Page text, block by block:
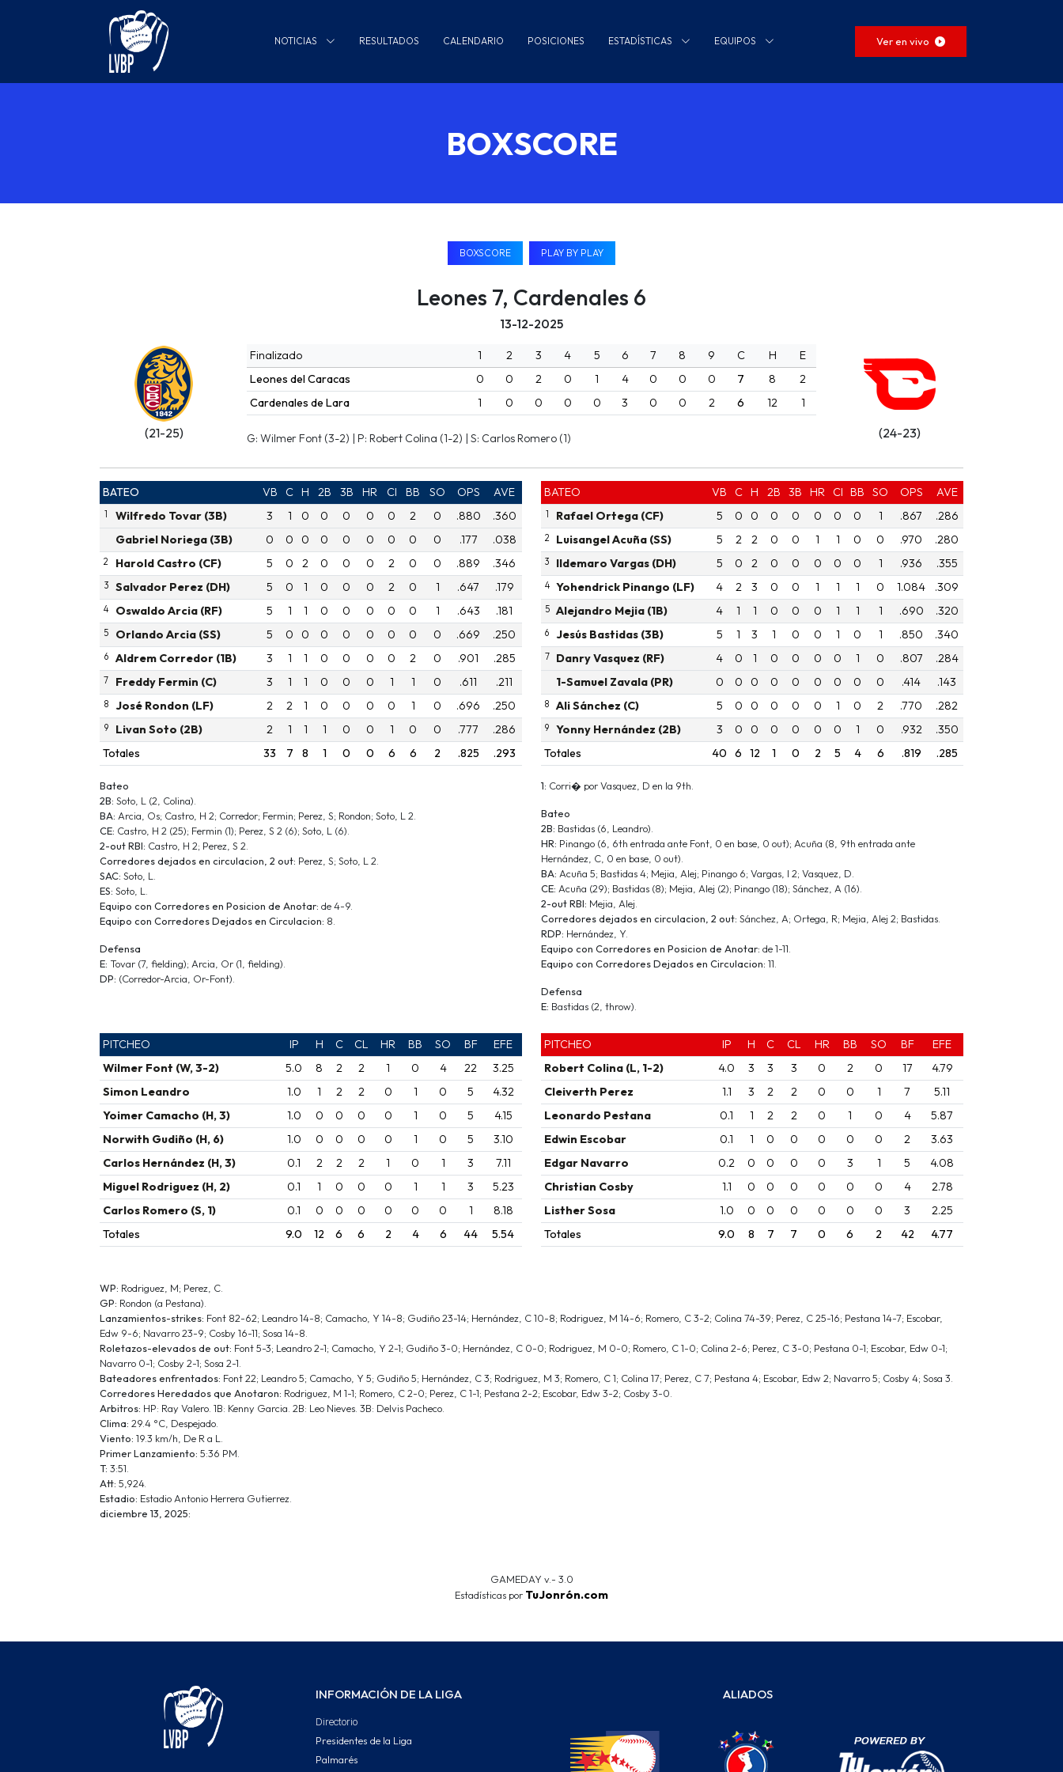
NOTICIAS RESULTADOS CALENDARIO POSICIONES ESTADÍSTICAS EQUIPOS Ver en vivo
BOXSCORE
BOXSCORE PLAY BY PLAY
Leones 7, Cardenales 6
13-12-2025
(21-25)
Finalizado 1 2 3 4 5 6 7 8 9 C H
E
Leones del Caracas
0 0 2 0 1 4 0 0 0 7 8
2
Cardenales de Lara
1 0 0 0 0 3 0 0 2 6 12 1
G: Wilmer Font (3-2) | P: Robert Colina (1-2) | S: Carlos Romero (1) (24-23)
BATEO VB C H 2B 3B HR CI BB SO OPS AVE
1 Wilfredo Tovar (3B) 3 1 0 0 0 0 0 2 0 .880
.360
Gabriel Noriega (3B)
0 0 0 0 0 0 0 0 0 .177 .038
2 Harold Castro (CF) 5 0 2 0 0 0 2 0 0 .889 .346
3 Salvador Perez (DH) 5 0 1 0 0 0 2 0 1 .647 .179
4 Oswaldo Arcia (RF) 5 1 1 0 0 0 0 0 1 .643 .181
5 Orlando Arcia (SS) 5 0 0 0 0 0 0 0 0 .669 .250
6 Aldrem Corredor (1B) 3 1 1 0 0 0 0 2 0 .901 .285
7 Freddy Fermin (C) 3 1 1 0 0 0 1 1 0 .611 .211
8 José Rondon (LF) 2 2 1 0 0 0 0 1 0 .696 .250
9 Livan Soto (2B) 2 1 1 1 0 0 1 0 0 .777
.286
Totales
33 7 8 1 0 0 6 6 2 .825 .293
Bateo
2B: Soto, L (2, Colina).
BA: Arcia, Os; Castro, H 2; Corredor; Fermin; Perez, S; Rondon; Soto, L 2.
CE: Castro, H 2 (25); Fermin (1); Perez, S 2 (6); Soto, L (6).
2-out RBI: Castro, H 2; Perez, S 2.
Corredores dejados en circulacion, 2 out: Perez, S; Soto, L 2.
SAC: Soto, L.
ES: Soto, L.
Equipo con Corredores en Posicion de Anotar: de 4-9.
Equipo con Corredores Dejados en Circulacion: 8.
Defensa
E: Tovar (7, fielding); Arcia, Or (1, fielding).
DP: (Corredor-Arcia, Or-Font).
BATEO VB C H 2B 3B HR CI BB SO OPS AVE
1 Rafael Ortega (CF) 5 0 0 0 0 0 0 0 1 .867 .286
2 Luisangel Acuña (SS) 5 2 2 0 0 1 1 0 0 .970 .280
3 Ildemaro Vargas (DH) 5 0 2 0 0 0 0 0 1 .936 .355
4 Yohendrick Pinango (LF) 4 2 3 0 0 1 1 1 0 1.084 .309
5 Alejandro Mejia (1B) 4 1 1 0 0 0 1 1 1 .690 .320
6 Jesús Bastidas (3B) 5 1 3 1 0 0 1 0 1 .850 .340
7 Danry Vasquez (RF) 4 0 1 0 0 0 0 1 0 .807
.284
1-Samuel Zavala (PR)
0 0 0 0 0 0 0 0 0 .414 .143
8 Ali Sánchez (C) 5 0 0 0 0 0 1 0 2 .770 .282
9 Yonny Hernández (2B) 3 0 0 0 0 0 0 1 0 .932
.350
Totales
40 6 12 1 0 2 5 4 6 .819 .285
1: Corri� por Vasquez, D en la 9th.
Bateo
2B: Bastidas (6, Leandro).
HR: Pinango (6, 6th entrada ante Font, 0 en base, 0 out); Acuña (8, 9th entrada ante
Hernández, C, 0 en base, 0 out).
BA: Acuña 5; Bastidas 4; Mejia, Alej; Pinango 6; Vargas, I 2; Vasquez, D.
CE: Acuña (29); Bastidas (8); Mejia, Alej (2); Pinango (18); Sánchez, A (16).
2-out RBI: Mejia, Alej.
Corredores dejados en circulacion, 2 out: Sánchez, A; Ortega, R; Mejia, Alej 2; Bastidas.
RDP: Hernández, Y.
Equipo con Corredores en Posicion de Anotar: de 1-11.
Equipo con Corredores Dejados en Circulacion: 11.
Defensa
E: Bastidas (2, throw).
PITCHEO IP H C CL HR BB SO BF
EFE
Wilmer Font (W, 3-2)
5.0 8 2 2 1 0 4 22
3.25
Simon Leandro
1.0 1 2 2 0 1 0 5
4.32
Yoimer Camacho (H, 3)
1.0 0 0 0 0 1 0 5
4.15
Norwith Gudiño (H, 6)
1.0 0 0 0 0 1 0 5
3.10
Carlos Hernández (H, 3)
0.1 2 2 2 1 0 1 3
7.11
Miguel Rodriguez (H, 2)
0.1 1 0 0 0 1 1 3
5.23
Carlos Romero (S, 1)
0.1 0 0 0 0 0 0 1
8.18
Totales
9.0 12 6 6 2 4 6 44 5.54
PITCHEO IP H C CL HR BB SO BF
EFE
Robert Colina (L, 1-2)
4.0 3 3 3 0 2 0 17
4.79
Cleiverth Perez
1.1 3 2 2 0 0 1 7
5.11
Leonardo Pestana
0.1 1 2 2 0 1 0 4
5.87
Edwin Escobar
0.1 1 0 0 0 0 0 2
3.63
Edgar Navarro
0.2 0 0 0 0 3 1 5
4.08
Christian Cosby
1.1 0 0 0 0 0 0 4
2.78
Listher Sosa
1.0 0 0 0 0 0 0 3
2.25
Totales
9.0 8 7 7 0 6 2 42 4.77
WP: Rodriguez, M; Perez, C.
GP: Rondon (a Pestana).
Lanzamientos-strikes: Font 82-62; Leandro 14-8; Camacho, Y 14-8; Gudiño 23-14; Hernández, C 10-8; Rodriguez, M 14-6; Romero, C 3-2; Colina 74-39; Perez, C 25-16; Pestana 14-7; Escobar,
Edw 9-6; Navarro 23-9; Cosby 16-11; Sosa 14-8.
Roletazos-elevados de out: Font 5-3; Leandro 2-1; Camacho, Y 2-1; Gudiño 3-0; Hernández, C 0-0; Rodriguez, M 0-0; Romero, C 1-0; Colina 2-6; Perez, C 3-0; Pestana 0-1; Escobar, Edw 0-1;
Navarro 0-1; Cosby 2-1; Sosa 2-1.
Bateadores enfrentados: Font 22; Leandro 5; Camacho, Y 5; Gudiño 5; Hernández, C 3; Rodriguez, M 3; Romero, C 1; Colina 17; Perez, C 7; Pestana 4; Escobar, Edw 2; Navarro 5; Cosby 4; Sosa 3.
Corredores Heredados que Anotaron: Rodriguez, M 1-1; Romero, C 2-0; Perez, C 1-1; Pestana 2-2; Escobar, Edw 3-2; Cosby 3-0.
Arbitros: HP: Ray Valero. 1B: Kenny Garcia. 2B: Leo Nieves. 3B: Delvis Pacheco.
Clima: 29.4 °C, Despejado.
Viento: 19.3 km/h, De R a L.
Primer Lanzamiento: 5:36 PM.
T: 3:51.
Att: 5,924.
Estadio: Estadio Antonio Herrera Gutierrez.
diciembre 13, 2025:
GAMEDAY v.- 3.0
Estadísticas por TuJonrón.com
INFORMACIÓN DE LA LIGA
Directorio
Presidentes de la Liga
Palmarés
ALIADOS